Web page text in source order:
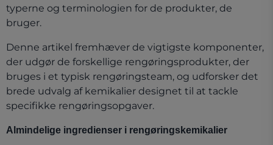
typerne og terminologien for de produkter, de
bruger.
Denne artikel fremhæver de vigtigste komponenter,
der udgør de forskellige rengøringsprodukter, der
bruges i et typisk rengøringsteam, og udforsker det
brede udvalg af kemikalier designet til at tackle
specifikke rengøringsopgaver.
Almindelige ingredienser i rengøringskemikalier